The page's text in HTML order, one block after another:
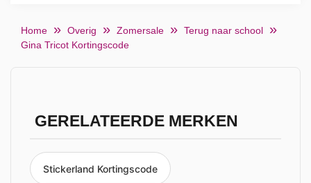
Home Overig Zomersale
Terug naar school
Gina Tricot Kortingscode
GERELATEERDE MERKEN
Stickerland Kortingscode